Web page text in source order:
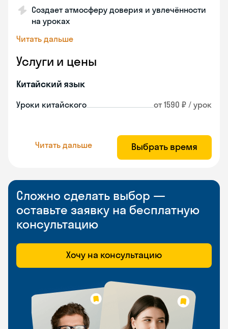
Создает атмосферу доверия и увлечённости
на уроках
Читать дальше
Услуги и цены
Китайский язык
Уроки китайского от 1590 ₽ / урок
Читать дальше Выбрать время
Сложно сделать выбор —
оставьте заявку на бесплатную
консультацию
Хочу на консультацию